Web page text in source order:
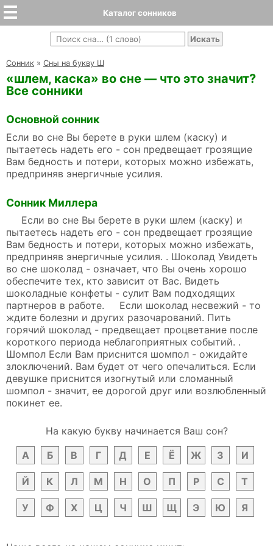
Каталог сонников
Cонник » Сны на букву Ш
«шлем, каска» во сне — что это значит?
Все сонники
Основной сонник
Если во сне Вы берете в руки шлем (каску) и
пытаетесь надеть его - сон предвещает грозящие
Вам бедность и потери, которых можно избежать,
предприняв энергичные усилия.
Сонник Миллера
Если во сне Вы берете в руки шлем (каску) и
пытаетесь надеть его - сон предвещает грозящие
Вам бедность и потери, которых можно избежать,
предприняв энергичные усилия. . Шоколад Увидеть
во сне шоколад - означает, что Вы очень хорошо
обеспечите тех, кто зависит от Вас. Видеть
шоколадные конфеты - сулит Вам подходящих
партнеров в работе. Если шоколад несвежий - то
ждите болезни и других разочарований. Пить
горячий шоколад - предвещает процветание после
короткого периода неблагоприятных событий. .
Шомпол Если Вам приснится шомпол - ожидайте
злоключений. Вам будет от чего опечалиться. Если
девушке приснится изогнутый или сломанный
шомпол - значит, ее дорогой друг или возлюбленный
покинет ее.
На какую букву начинается Ваш сон?
А
Б В Г Д Е Ё Ж З И
Й К Л М Н О П Р С Т
У Ф Х Ц Ч Ш Щ Э Ю Я